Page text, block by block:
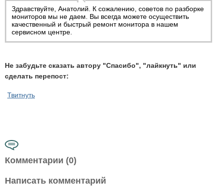
Здравствуйте, Анатолий. К сожалению, советов по разборке
мониторов мы не даем. Вы всегда можете осуществить
качественный и быстрый ремонт монитора в нашем
сервисном центре.
Не забудьте сказать автору "Спасибо", "лайкнуть" или
сделать перепост:
Твитнуть
Комментарии (0)
Написать комментарий